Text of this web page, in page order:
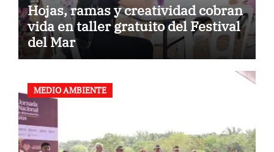
Hojas, ramas y creatividad cobran
vida en taller gratuito del Festival
del Mar
MEDIO AMBIENTE